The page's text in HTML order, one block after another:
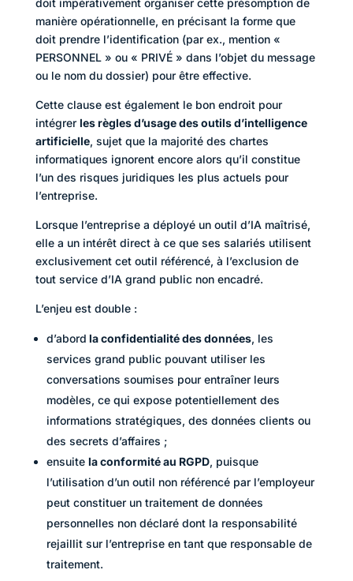
doit impérativement organiser cette présomption de
manière opérationnelle, en précisant la forme que
doit prendre l’identification (par ex., mention «
PERSONNEL » ou « PRIVÉ » dans l’objet du message
ou le nom du dossier) pour être effective.
Cette clause est également le bon endroit pour
intégrer les règles d’usage des outils d’intelligence
artificielle, sujet que la majorité des chartes
informatiques ignorent encore alors qu’il constitue
l’un des risques juridiques les plus actuels pour
l’entreprise.
Lorsque l’entreprise a déployé un outil d’IA maîtrisé,
elle a un intérêt direct à ce que ses salariés utilisent
exclusivement cet outil référencé, à l’exclusion de
tout service d’IA grand public non encadré.
L’enjeu est double :
d’abord la confidentialité des données, les
services grand public pouvant utiliser les
conversations soumises pour entraîner leurs
modèles, ce qui expose potentiellement des
informations stratégiques, des données clients ou
des secrets d’affaires ;
ensuite la conformité au RGPD, puisque
l’utilisation d’un outil non référencé par l’employeur
peut constituer un traitement de données
personnelles non déclaré dont la responsabilité
rejaillit sur l’entreprise en tant que responsable de
traitement.